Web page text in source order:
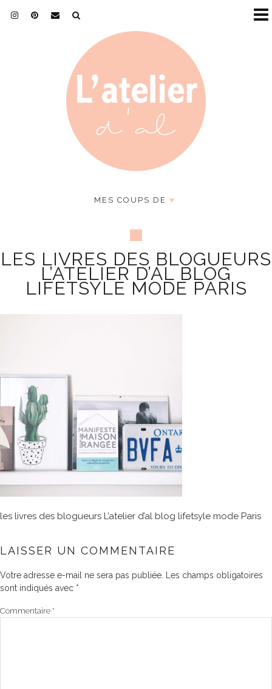
MES COUPS DE ♥
LES LIVRES DES BLOGUEURS
L’ATELIER D’AL BLOG
LIFETSYLE MODE PARIS
les livres des blogueurs L’atelier d’al blog lifetsyle mode Paris
LAISSER UN COMMENTAIRE
Votre adresse e-mail ne sera pas publiée.
Les champs obligatoires
sont indiqués avec *
Commentaire *